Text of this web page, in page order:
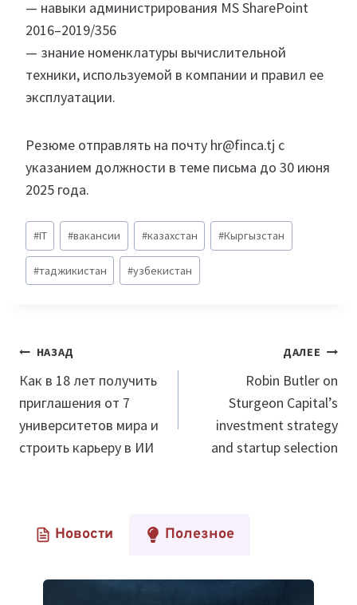
— навыки администрирования MS SharePoint
2016–2019/356
— знание номенклатуры вычислительной
техники, используемой в компании и правил ее
эксплуатации.
Резюме отправлять на почту hr@finca.tj с
указанием должности в теме письма до 30 июня
2025 года.
Метки
записи:
#IT #вакансии #казахстан #Кыргызстан
#таджикистан #узбекистан
Навигация
по
записям
НАЗАД
Как в 18 лет получить
приглашения от 7
университетов мира и
строить карьеру в ИИ
ДАЛЕЕ
Robin Butler on
Sturgeon Capital’s
investment strategy
and startup selection
Новости Полезное